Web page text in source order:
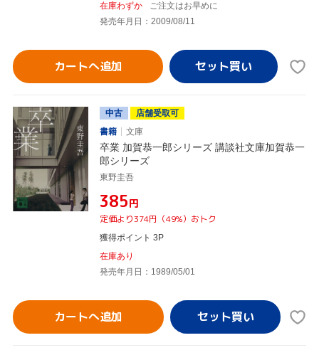
在庫わずか
ご注文はお早めに
発売年月日：2009/08/11
カートへ追加
中古
店舗受取可
書籍
文庫
卒業 加賀恭一郎シリーズ 講談社文庫加賀恭一
郎シリーズ
東野圭吾
¥385円
定価より374円（49%）おトク
獲得ポイント 3P
在庫あり
発売年月日：1989/05/01
カートへ追加